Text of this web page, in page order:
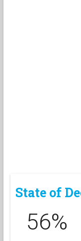
State of
56%